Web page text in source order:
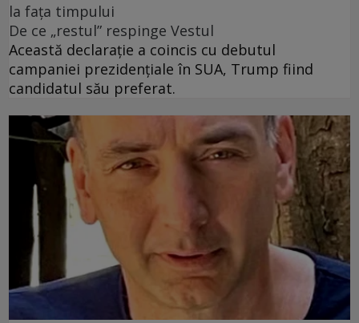
la fața timpului
De ce „restul” respinge Vestul
Această declarație a coincis cu debutul
campaniei prezidențiale în SUA, Trump fiind
candidatul său preferat.